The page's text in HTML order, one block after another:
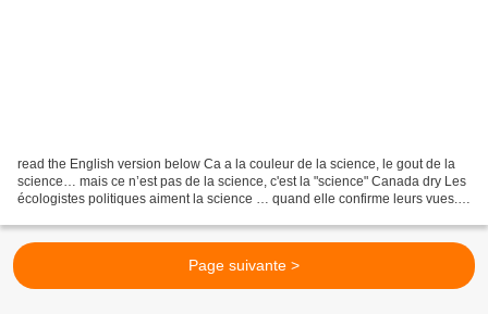
read the English version below Ca a la couleur de la science, le gout de la
science… mais ce n’est pas de la science, c'est la "science" Canada dry Les
écologistes politiques aiment la science … quand elle confirme leurs vues.
Page suivante >